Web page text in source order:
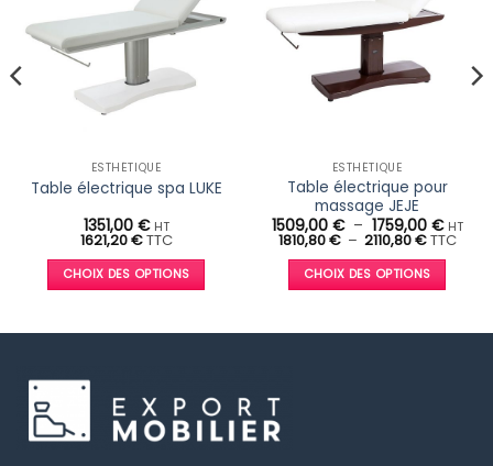
ESTHÉTIQUE
Table électrique spa LUKE
1351,00 € HT
1621,20€TTC
CHOIX DES OPTIONS
variations.
Les
options
ESTHÉTIQUE
Table électrique pour
massage JEJE
1509,00 € – 1759,00 €Plage
de
à
HT
1810,80€ – 2110,80€Plage
prix :
1810,80 €
à
TTC
CHOIX DES OPTIONS